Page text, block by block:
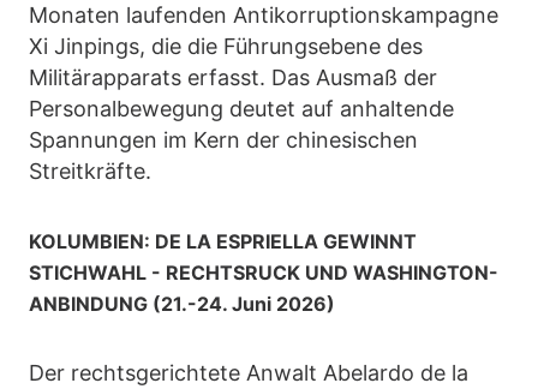
Monaten laufenden Antikorruptionskampagne
Xi Jinpings, die die Führungsebene des
Militärapparats erfasst. Das Ausmaß der
Personalbewegung deutet auf anhaltende
Spannungen im Kern der chinesischen
Streitkräfte.
KOLUMBIEN: DE LA ESPRIELLA GEWINNT
STICHWAHL - RECHTSRUCK UND WASHINGTON-
ANBINDUNG (21.-24. Juni 2026)
Der rechtsgerichtete Anwalt Abelardo de la